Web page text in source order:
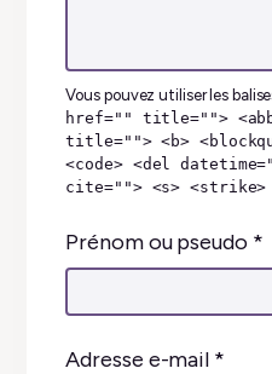
Vous pouvez utiliser les
href="" title="">
title=""> <b>
<code> <del
cite=""> <s> <strike>
Prénom ou pseudo *
Adresse e-mail *